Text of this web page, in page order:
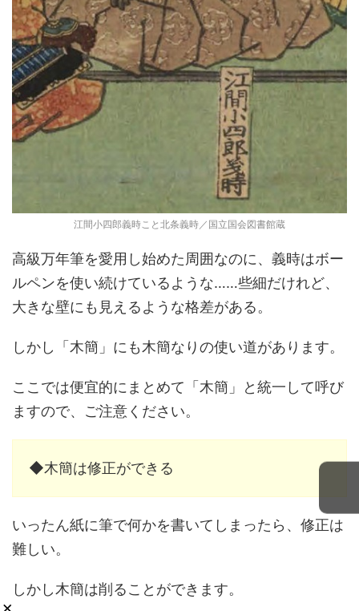
江間小四郎義時こと北条義時／国立国会図書館蔵
高級万年筆を愛用し始めた周囲なのに、義時はボー
ルペンを使い続けているような……些細だけれど、
大きな壁にも見えるような格差がある。
しかし「木簡」にも木簡なりの使い道があります。
ここでは便宜的にまとめて「木簡」と統一して呼び
ますので、ご注意ください。
◆木簡は修正ができる
いったん紙に筆で何かを書いてしまったら、修正は
難しい。
しかし木簡は削ることができます。